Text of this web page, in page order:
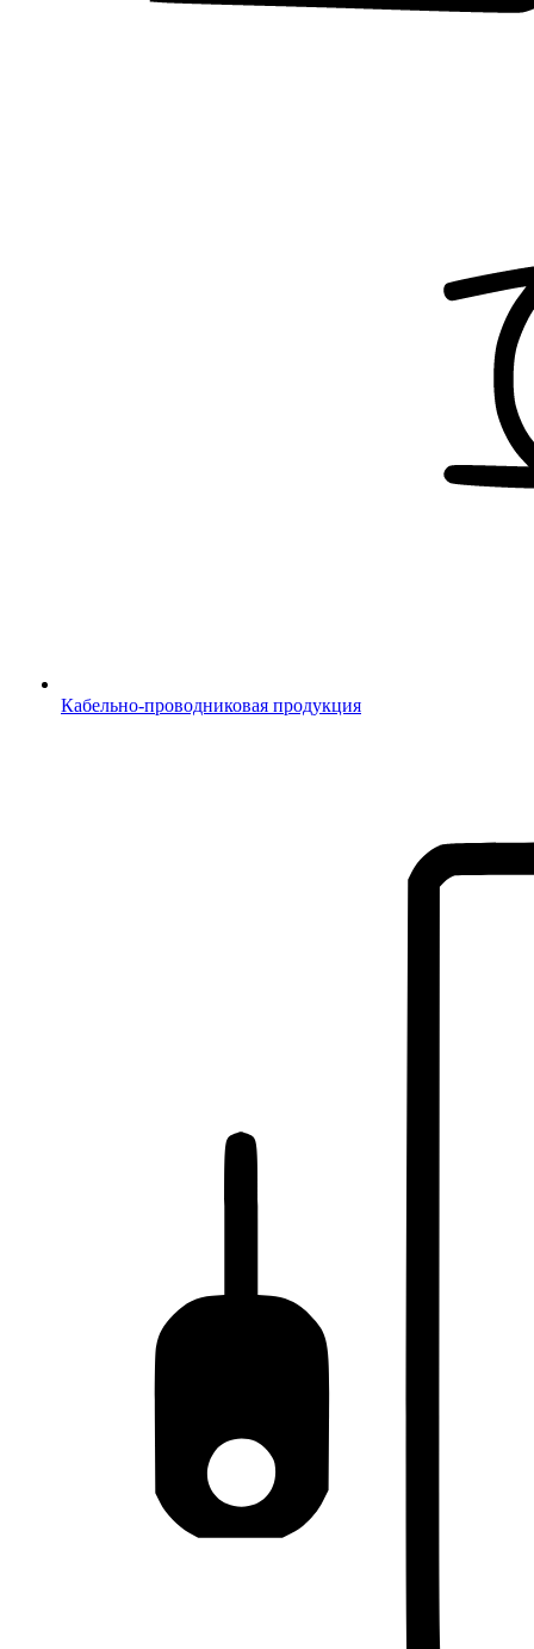
Кабельно-проводниковая продукция